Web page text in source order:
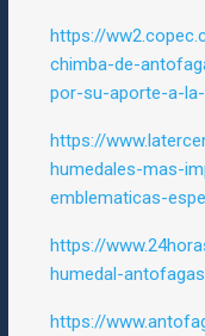
https://
chimba-de-
por-su-aporte-a-
https://
humedales-mas-
emblematicas-
https://
humedal-
https://